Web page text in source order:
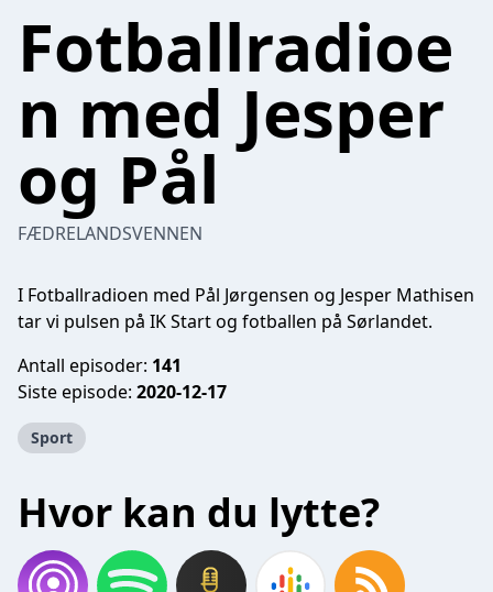
Fotballradioe
n med Jesper
og Pål
FÆDRELANDSVENNEN
I Fotballradioen med Pål Jørgensen og Jesper Mathisen
tar vi pulsen på IK Start og fotballen på Sørlandet.
Antall episoder: 141
Siste episode: 2020-12-17
Sport
Hvor kan du lytte?